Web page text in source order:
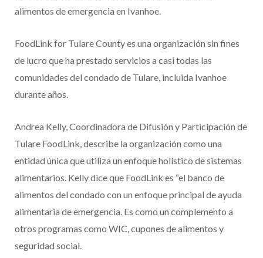
alimentos de emergencia en Ivanhoe.
FoodLink for Tulare County es una organización sin fines
de lucro que ha prestado servicios a casi todas las
comunidades del condado de Tulare, incluida Ivanhoe
durante años.
Andrea Kelly, Coordinadora de Difusión y Participación de
Tulare FoodLink, describe la organización como una
entidad única que utiliza un enfoque holístico de sistemas
alimentarios. Kelly dice que FoodLink es “el banco de
alimentos del condado con un enfoque principal de ayuda
alimentaria de emergencia. Es como un complemento a
otros programas como WIC, cupones de alimentos y
seguridad social.